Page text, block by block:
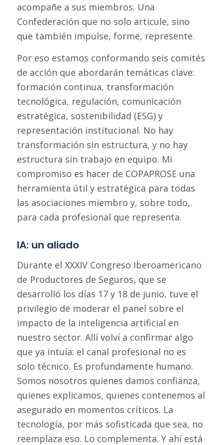
acompañe a sus miembros. Una
Confederación que no solo articule, sino
que también impulse, forme, represente.
Por eso estamos conformando seis comités
de acción que abordarán temáticas clave:
formación continua, transformación
tecnológica, regulación, comunicación
estratégica, sostenibilidad (ESG) y
representación institucional. No hay
transformación sin estructura, y no hay
estructura sin trabajo en equipo. Mi
compromiso es hacer de COPAPROSE una
herramienta útil y estratégica para todas
las asociaciones miembro y, sobre todo,
para cada profesional que representa.
IA: un aliado
Durante el XXXIV Congreso Iberoamericano
de Productores de Seguros, que se
desarrolló los días 17 y 18 de junio, tuve el
privilegio de moderar el panel sobre el
impacto de la inteligencia artificial en
nuestro sector. Allí volví a confirmar algo
que ya intuía: el canal profesional no es
solo técnico. Es profundamente humano.
Somos nosotros quienes damos confianza,
quienes explicamos, quienes contenemos al
asegurado en momentos críticos. La
tecnología, por más sofisticada que sea, no
reemplaza eso. Lo complementa. Y ahí está